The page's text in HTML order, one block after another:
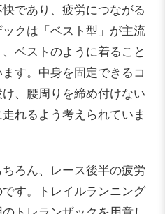
であり、疲労につながる
クは「ベスト型」が主流
ベストのように着ること
す。中身を固定できるコ
、腰周りを締め付けない
れるよう考えられていま
ろん、レース後半の疲労
す。トレイルランニング